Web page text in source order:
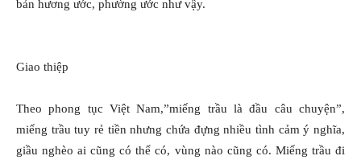
bản hương ước, phường ước như vậy.
Giao thiệp
Theo phong tục Việt Nam,”miếng trầu là đầu câu chuyện”,
miếng trầu tuy rẻ tiền nhưng chứa đựng nhiều tình cảm ý nghĩa,
giầu nghèo ai cũng có thể có, vùng nào cũng có. Miếng trầu đi